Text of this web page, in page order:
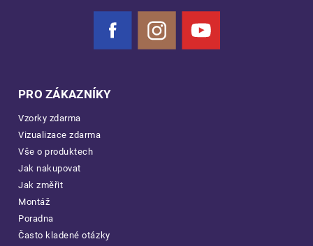
Facebook Instagram YouTube
PRO ZÁKAZNÍKY
Vzorky zdarma
Vizualizace zdarma
Vše o produktech
Jak nakupovat
Jak změřit
Montáž
Poradna
Často kladené otázky